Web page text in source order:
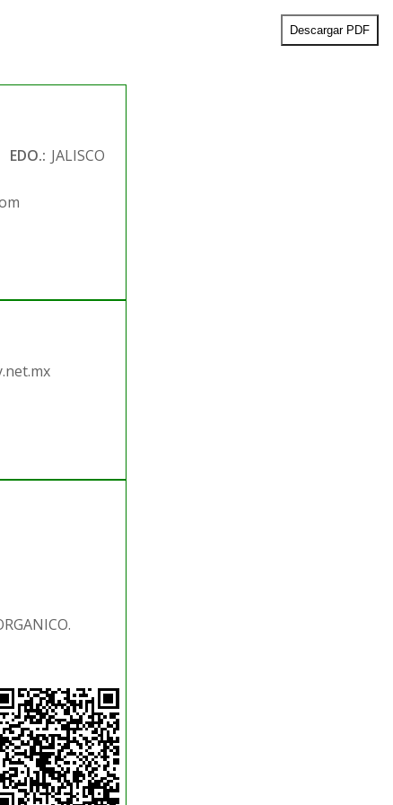
Descargar PDF
EDO.: JALISCO